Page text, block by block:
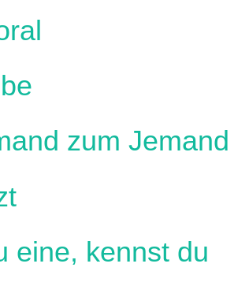
zum Jemand
eine, kennst du